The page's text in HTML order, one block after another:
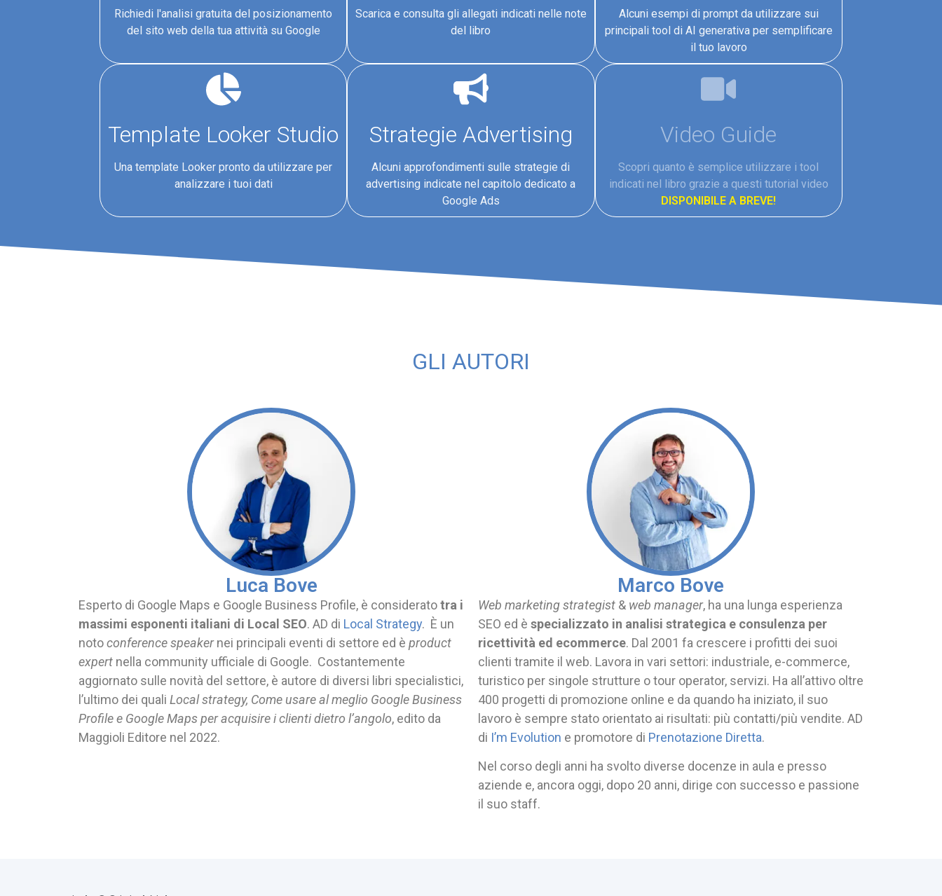
Richiedi l'analisi gratuita del posizionamento
del sito web della tua attività su Google
Scarica e consulta gli allegati indicati nelle note
del libro
Alcuni esempi di prompt da utilizzare sui
principali tool di AI generativa per semplificare
il tuo lavoro
Template Looker Studio
Una template Looker pronto da utilizzare per
analizzare i tuoi dati
Strategie Advertising
Alcuni approfondimenti sulle strategie di
advertising indicate nel capitolo dedicato a
Google Ads
Video Guide
Scopri quanto è semplice utilizzare i tool
indicati nel libro grazie a questi tutorial video
DISPONIBILE A BREVE!
GLI AUTORI
Luca Bove
Esperto di Google Maps e Google Business Profile, è consideratotra i
massimi esponenti italiani di Local SEO. AD di Local Strategy. È un
notoconference speakernei principali eventi di settore ed è product
expert nella community ufficiale di Google. Costantemente
aggiornato sulle novità del settore, è autore di diversi libri specialistici,
l’ultimo dei quali Local strategy, Come usare al meglio Google Business
Profile e Google Mapsper acquisire i clienti dietro l’angolo, edito da
Maggioli Editore nel 2022.
Marco Bove
Web marketing strategist & web manager, ha una lunga esperienza
SEO ed è specializzato in analisi strategica e consulenza per
ricettività ed ecommerce. Dal 2001 fa crescere i profitti dei suoi
clienti tramite il web. Lavora in vari settori: industriale, e-commerce,
turistico per singole strutture o tour operator, servizi. Ha all’attivo oltre
400 progetti di promozione online e da quando ha iniziato, il suo
lavoro è sempre stato orientato ai risultati: più contatti/più vendite. AD
di I’m Evolution e promotore di Prenotazione Diretta.
Nel corso degli anni ha svolto diverse docenze in aula e presso
aziende e, ancora oggi, dopo 20 anni, dirige con successo e passione
il suo staff.